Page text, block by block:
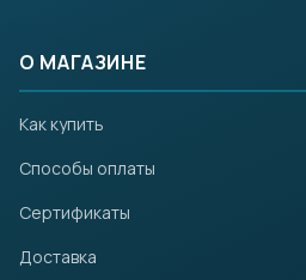
О МАГАЗИНЕ
Как купить
Способы оплаты
Сертификаты
Доставка